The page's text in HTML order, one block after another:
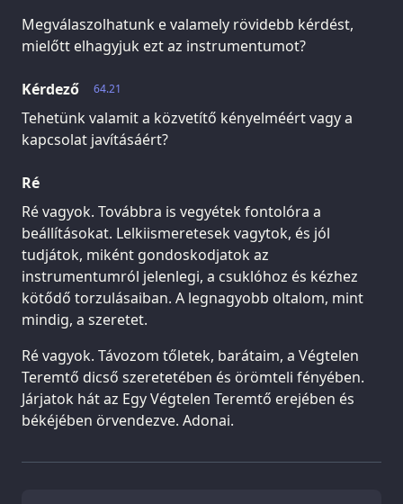
Megválaszolhatunk e valamely rövidebb kérdést,
mielőtt elhagyjuk ezt az instrumentumot?
64.21
Kérdező
Tehetünk valamit a közvetítő kényelméért vagy a
kapcsolat javításáért?
Ré
Ré vagyok. Továbbra is vegyétek fontolóra a
beállításokat. Lelkiismeretesek vagytok, és jól
tudjátok, miként gondoskodjatok az
instrumentumról jelenlegi, a csuklóhoz és kézhez
kötődő torzulásaiban. A legnagyobb oltalom, mint
mindig, a szeretet.
Ré vagyok. Távozom tőletek, barátaim, a Végtelen
Teremtő dicső szeretetében és örömteli fényében.
Járjatok hát az Egy Végtelen Teremtő erejében és
békéjében örvendezve. Adonai.